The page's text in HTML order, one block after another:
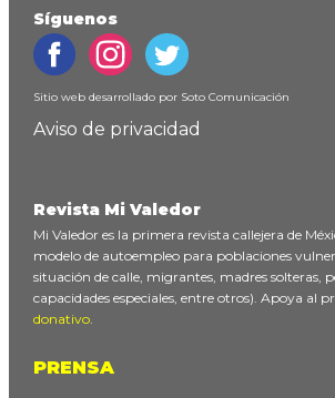
Síguenos
Sitio web desarrollado por Soto Comunicación
Aviso de privacidad
Revista Mi Valedor
Mi Valedor es la primera revista callejera de
modelo de autoempleo para poblaciones
situación de calle, migrantes, madres solteras,
capacidades especiales, entre otros). Apoya al
donativo.
PRENSA